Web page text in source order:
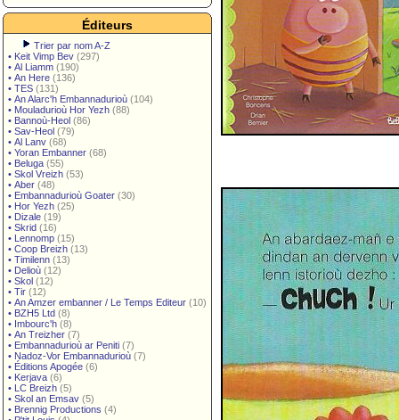
Éditeurs
Trier par nom A-Z
• Keit Vimp Bev (297)
• Al Liamm (190)
• An Here (136)
• TES (131)
• An Alarc'h Embannadurioù (104)
• Mouladurioù Hor Yezh (88)
• Bannoù-Heol (86)
• Sav-Heol (79)
• Al Lanv (68)
• Yoran Embanner (68)
• Beluga (55)
• Skol Vreizh (53)
• Aber (48)
• Embannadurioù Goater (30)
• Hor Yezh (25)
• Dizale (19)
• Skrid (16)
• Lennomp (15)
• Coop Breizh (13)
• Timilenn (13)
• Delioù (12)
• Skol (12)
• Tir (12)
• An Amzer embanner / Le Temps Editeur (10)
• BZH5 Ltd (8)
• Imbourc'h (8)
• An Treizher (7)
• Embannadurioù ar Peniti (7)
• Nadoz-Vor Embannadurioù (7)
• Éditions Apogée (6)
• Kerjava (6)
• LC Breizh (5)
• Skol an Emsav (5)
• Brennig Productions (4)